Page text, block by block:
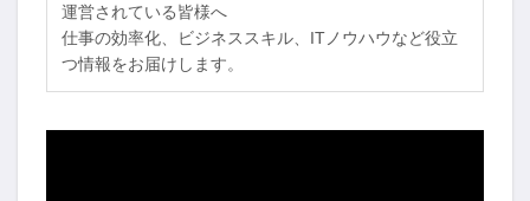
運営されている皆様へ
仕事の効率化、ビジネススキル、ITノウハウなど役立
つ情報をお届けします。